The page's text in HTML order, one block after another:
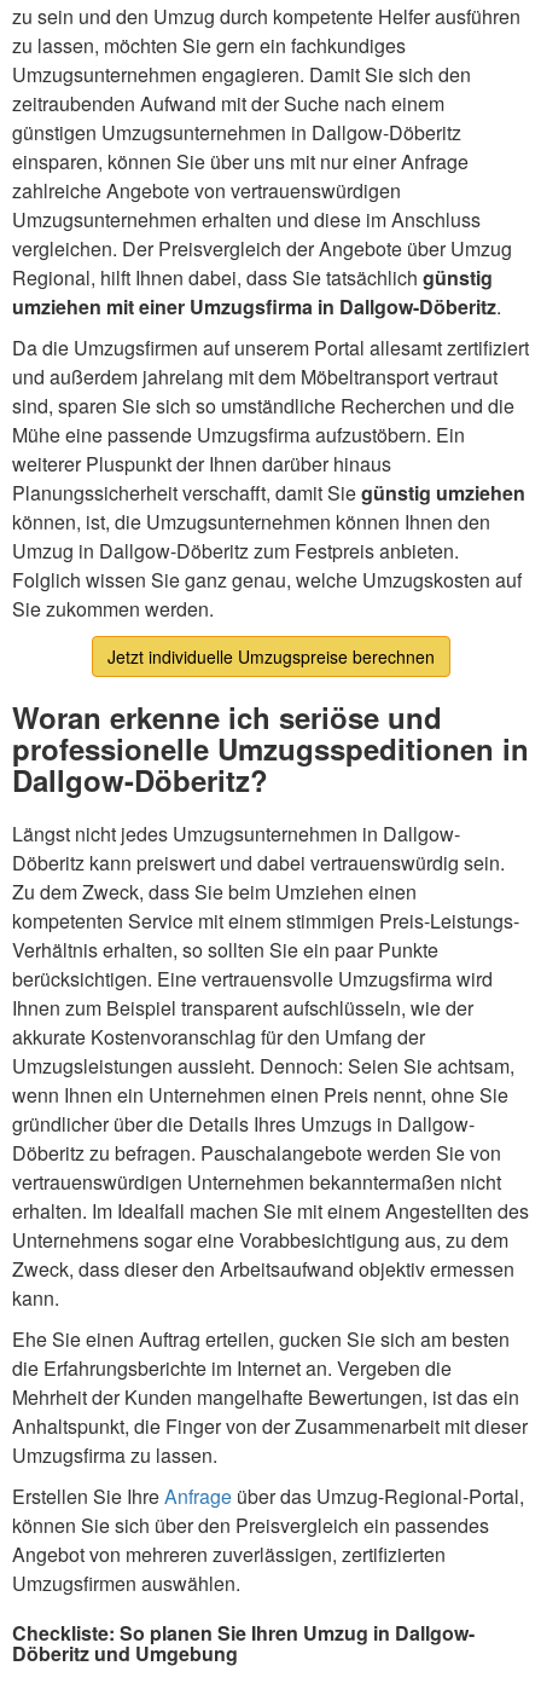
zu sein und den Umzug durch kompetente Helfer ausführen
zu lassen, möchten Sie gern ein fachkundiges
Umzugsunternehmen engagieren. Damit Sie sich den
zeitraubenden Aufwand mit der Suche nach einem
günstigen Umzugsunternehmen in Dallgow-Döberitz
einsparen, können Sie über uns mit nur einer Anfrage
zahlreiche Angebote von vertrauenswürdigen
Umzugsunternehmen erhalten und diese im Anschluss
vergleichen. Der Preisvergleich der Angebote über Umzug
Regional, hilft Ihnen dabei, dass Sie tatsächlich günstig
umziehen mit einer Umzugsfirma in Dallgow-Döberitz.
Da die Umzugsfirmen auf unserem Portal allesamt zertifiziert
und außerdem jahrelang mit dem Möbeltransport vertraut
sind, sparen Sie sich so umständliche Recherchen und die
Mühe eine passende Umzugsfirma aufzustöbern. Ein
weiterer Pluspunkt der Ihnen darüber hinaus
Planungssicherheit verschafft, damit Siegünstig umziehen
können, ist, die Umzugsunternehmen können Ihnen den
Umzug in Dallgow-Döberitz zum Festpreis anbieten.
Folglich wissen Sie ganz genau, welche Umzugskosten auf
Sie zukommen werden.
Jetzt individuelle Umzugspreise berechnen
Woran erkenne ich seriöse und
professionelle Umzugsspeditionen in
Dallgow-Döberitz?
Längst nicht jedes Umzugsunternehmen in Dallgow-
Döberitz kann preiswert und dabei vertrauenswürdig sein.
Zu dem Zweck, dass Sie beim Umziehen einen
kompetenten Service mit einem stimmigen Preis-Leistungs-
Verhältnis erhalten, so sollten Sie ein paar Punkte
berücksichtigen. Eine vertrauensvolle Umzugsfirma wird
Ihnen zum Beispiel transparent aufschlüsseln, wie der
akkurate Kostenvoranschlag für den Umfang der
Umzugsleistungen aussieht. Dennoch: Seien Sie achtsam,
wenn Ihnen ein Unternehmen einen Preis nennt, ohne Sie
gründlicher über die Details Ihres Umzugs in Dallgow-
Döberitz zu befragen. Pauschalangebote werden Sie von
vertrauenswürdigen Unternehmen bekanntermaßen nicht
erhalten. Im Idealfall machen Sie mit einem Angestellten des
Unternehmens sogar eine Vorabbesichtigung aus, zu dem
Zweck, dass dieser den Arbeitsaufwand objektiv ermessen
kann.
Ehe Sie einen Auftrag erteilen, gucken Sie sich am besten
die Erfahrungsberichte im Internet an. Vergeben die
Mehrheit der Kunden mangelhafte Bewertungen, ist das ein
Anhaltspunkt, die Finger von der Zusammenarbeit mit dieser
Umzugsfirma zu lassen.
Erstellen Sie IhreAnfrage über das Umzug-Regional-Portal,
können Sie sich über den Preisvergleich ein passendes
Angebot von mehreren zuverlässigen, zertifizierten
Umzugsfirmen auswählen.
Checkliste: So planen Sie Ihren Umzug in Dallgow-
Döberitz und Umgebung